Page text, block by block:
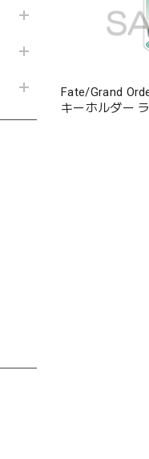
Fate/Grand
キーホルダー